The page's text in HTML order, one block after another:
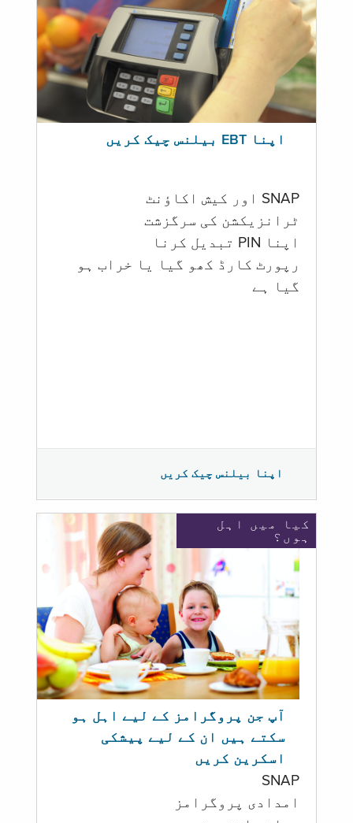
اپنا EBT بیلنس چیک کریں
SNAP اور کیش اکاؤنٹ
ٹرانزیکشن کی سرگزشت
اپنا PIN تبدیل کرنا
رپورٹ کارڈ کھو گیا یا خراب ہو
گيا ہے
اپنا بیلنس چیک کریں
کیا میں اہل
ہوں؟
آپ جن پروگرامز کے لیے اہل ہو
سکتے ہیں ان کے لیے پیشکی
اسکرین کریں
SNAP
امدادی پروگرامز